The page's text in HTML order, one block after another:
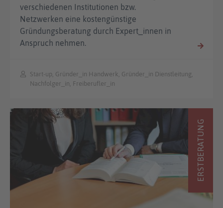
verschiedenen Institutionen bzw.
Netzwerken eine kostengünstige
Gründungsberatung durch Expert_innen in
Anspruch nehmen.
Start-up, Gründer_in Handwerk, Gründer_in Dienstleitung,
Nachfolger_in, Freiberufler_in
ERSTBERATUNG